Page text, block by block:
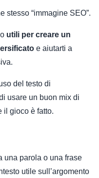
stesso “immagine SEO”.
utili per creare un
e aiutarti a
del testo di
usare un buon mix di
il gioco è fatto.
una parola o una frase
utile sull’argomento